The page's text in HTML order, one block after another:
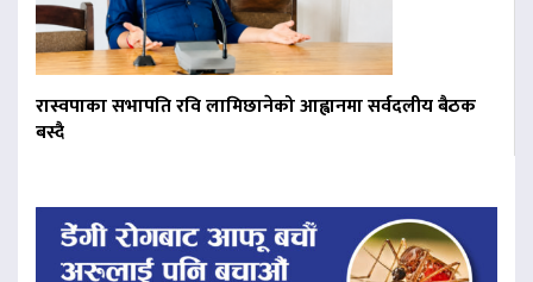
रास्वपाका सभापति रवि लामिछानेको आह्वानमा सर्वदलीय बैठक
बस्दै